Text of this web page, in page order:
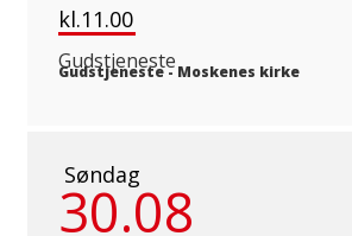
kl.11.00
Gudstjeneste
Gudstjeneste-Moskenes kirke
Søndag
30.08